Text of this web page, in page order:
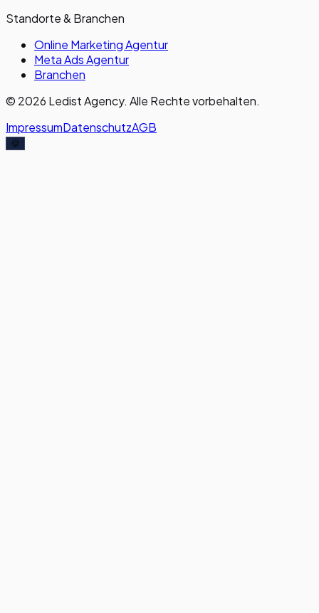
Standorte & Branchen
Online Marketing Agentur
Meta Ads Agentur
Branchen
© 2026 Ledist Agency. Alle Rechte vorbehalten.
ImpressumDatenschutzAGB
🍪